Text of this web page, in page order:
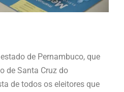
de Pernambuco, que
de Santa Cruz do
de todos os eleitores que